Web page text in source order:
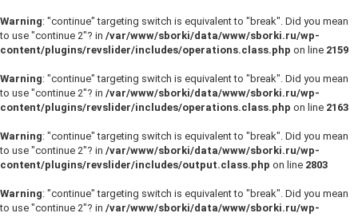
Warning: "continue" targeting switch is equivalent to "break". Did you mean
to use "continue 2"? in /var/www/sborki/data/www/sborki.ru/wp-
content/plugins/revslider/includes/operations.class.php on line 2159
Warning: "continue" targeting switch is equivalent to "break". Did you mean
to use "continue 2"? in /var/www/sborki/data/www/sborki.ru/wp-
content/plugins/revslider/includes/operations.class.php on line 2163
Warning: "continue" targeting switch is equivalent to "break". Did you mean
to use "continue 2"? in /var/www/sborki/data/www/sborki.ru/wp-
content/plugins/revslider/includes/output.class.php on line 2803
Warning: "continue" targeting switch is equivalent to "break". Did you mean
to use "continue 2"? in /var/www/sborki/data/www/sborki.ru/wp-